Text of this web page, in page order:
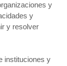
y
y
y resolver
instituciones y